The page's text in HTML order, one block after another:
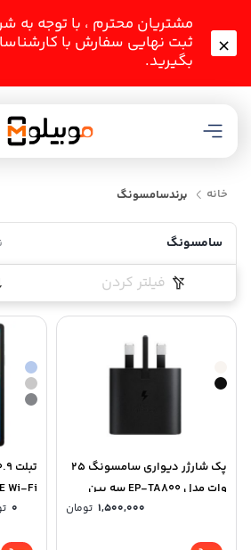
مشتریان محترم ، با توجه به
ثبت نهایی سفارش با
بگیرید.
خانه برندسامسونگ
سامسونگ
فیلتر کردن
پک شارژر دیواری سامسونگ 25
وات مدل EP-TA800 سه پین
1,500,000 تومان 0